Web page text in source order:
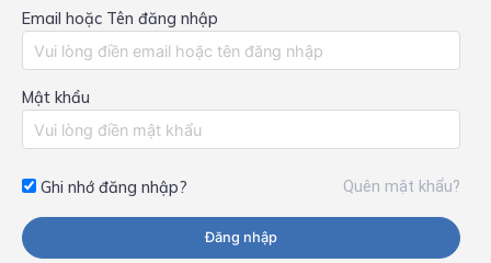
Email hoặc Tên đăng nhập
Mật khẩu
Ghi nhớ đăng nhập? Quên mật khẩu?
Đăng nhập